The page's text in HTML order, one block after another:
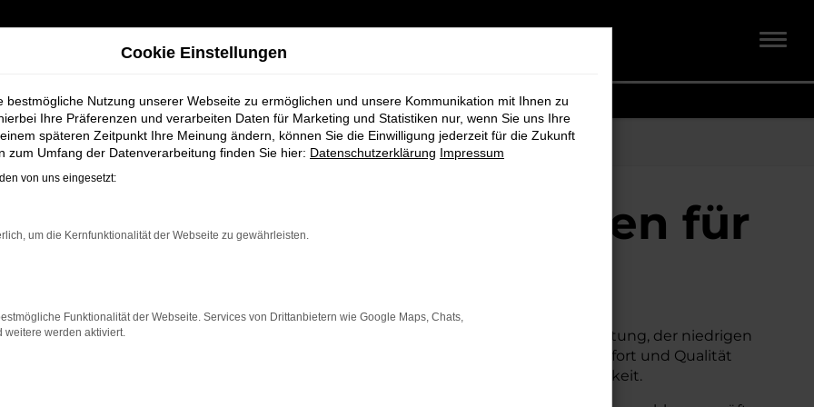
für Stuhr bei Schmidt + Koch
Ibiza Gebrauchtwagen für
+ Koch
zuverlässiges und modernes Fahrzeug suchen.
Mit seiner erstklassigen Ausstattung, der niedrigen
Gebrauchtwagen eine kostengünstige Alternative zum Neuwagen, ohne auf Komfort und Qualität
Fahrten, der Ibiza überzeugt durch Fahrkomfort, Sicherheit und Wirtschaftlichkeit.
Cookie Einstellungen
bestmögliche Nutzung unserer Webseite zu ermöglichen und unsere Kommunikation mit Ihnen zu
Ihre Präferenzen und verarbeiten Daten für Marketing und Statistiken nur, wenn Sie uns Ihre
späteren Zeitpunkt Ihre Meinung ändern, können Sie die Einwilligung jederzeit für die Zukunft
zum Umfang der Datenverarbeitung finden Sie hier: Datenschutzerklärung Impressum
von uns eingesetzt:
um die Kernfunktionalität der Webseite zu gewährleisten.
Funktionalität der Webseite. Services von Drittanbietern wie Google Maps, Chats,
weitere werden aktiviert.